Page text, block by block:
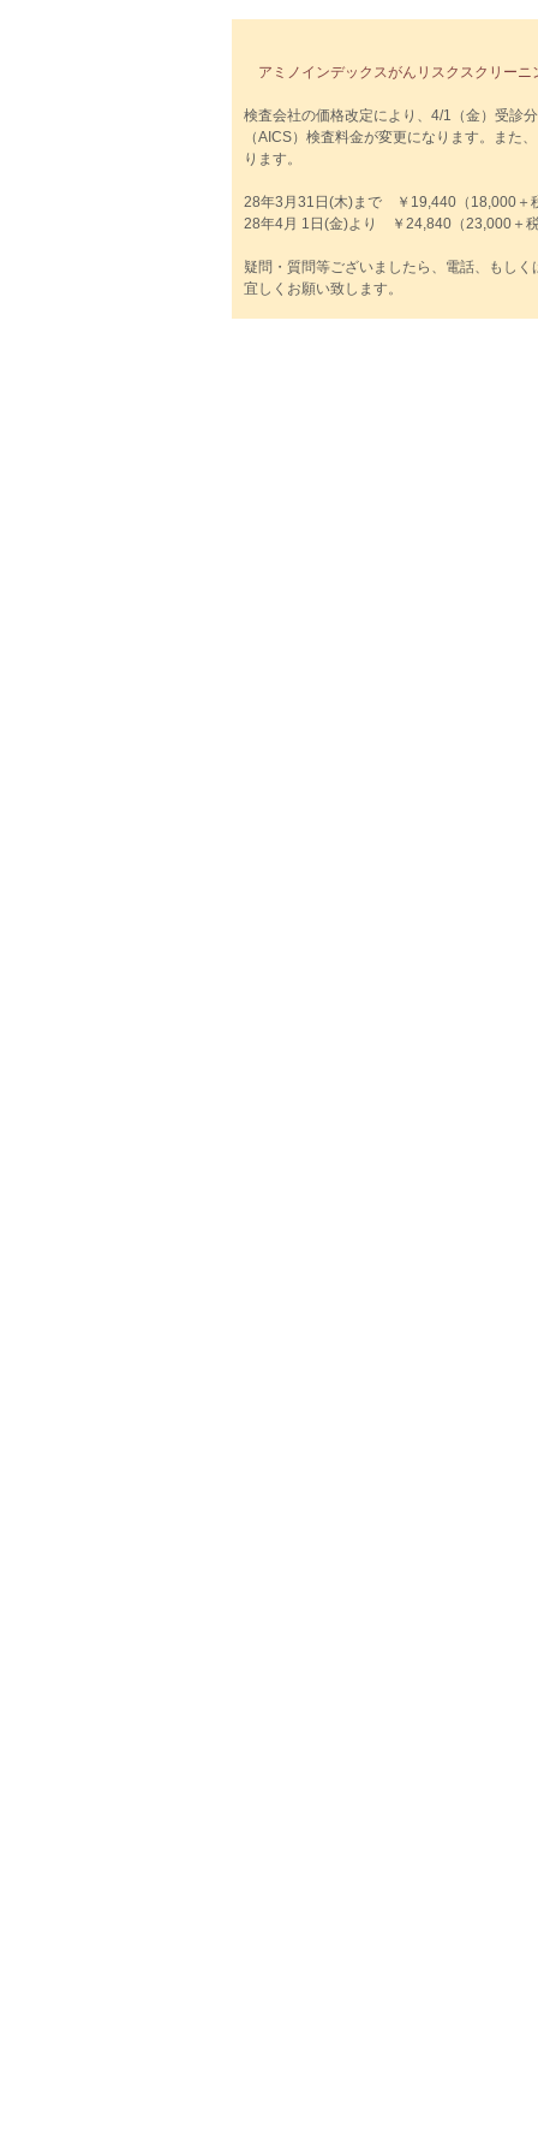
アミノインデックスがんリスクスクリー
検査会社の価格改定により、4/1（金）受診
（AICS）検査料金が変更になります。また
ります。
28年3月31日(木)まで ￥19,440（18,000＋
28年4月 1日(金)より ￥24,840（23,000＋
疑問・質問等ございましたら、電話、もし
宜しくお願い致します。